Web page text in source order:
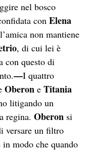
nel bosco
con Elena
non mantiene
, di cui lei è
con questo di
—I quattro
Oberon e Titania
litigando un
regina. Oberon si
versare un filtro
modo che quando